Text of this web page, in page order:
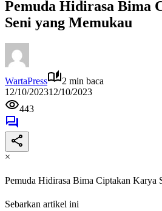
Pemuda Hidirasa Bima
Seni yang Memukau
WartaPress
2 min baca
12/10/202312/10/2023
443
×
Pemuda Hidirasa Bima Ciptakan Karya
Sebarkan artikel ini